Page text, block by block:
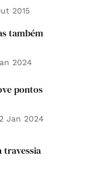
2015
também
2024
pontos
Jan 2024
travessia